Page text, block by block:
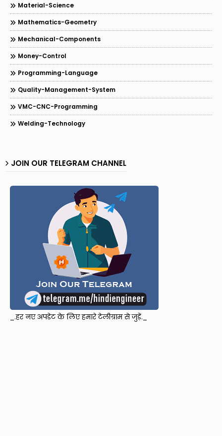
Material-Science
Mathematics-Geometry
Mechanical-Components
Money-Control
Programming-Language
Quality-Management-System
VMC-CNC-Programming
Welding-Technology
JOIN OUR TELEGRAM CHANNEL
_.हर नए अपडेट के लिए हमारे टेलीग्राम से जुड़ें._